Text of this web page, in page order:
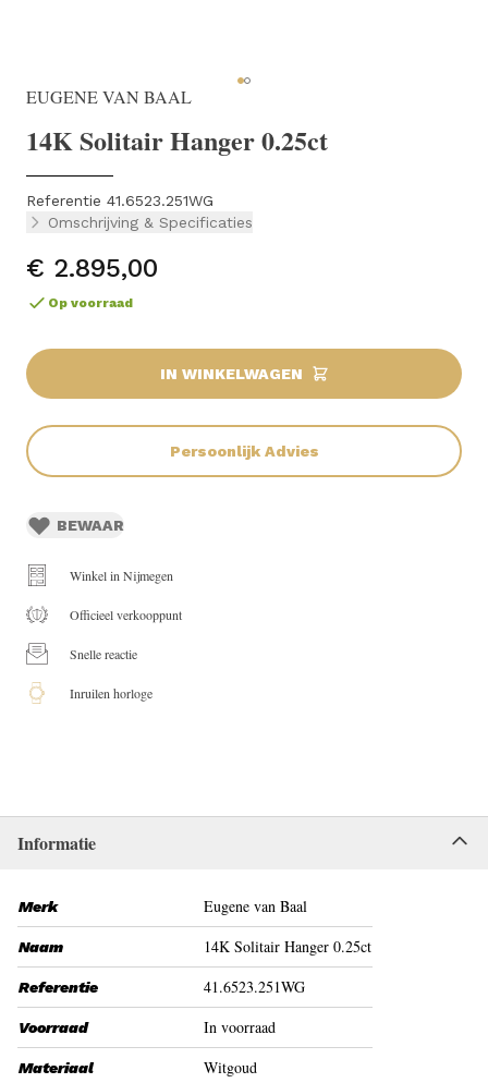
EUGENE VAN BAAL
14K Solitair Hanger 0.25ct
Referentie 41.6523.251WG
Omschrijving & Specificaties
€ 2.895,00
Op voorraad
IN WINKELWAGEN
Persoonlijk Advies
BEWAAR
Winkel in Nijmegen
Officieel verkooppunt
Snelle reactie
Inruilen horloge
Informatie
Merk Eugene van Baal
Naam 14K Solitair Hanger 0.25ct
Referentie 41.6523.251WG
Voorraad In voorraad
Materiaal Witgoud